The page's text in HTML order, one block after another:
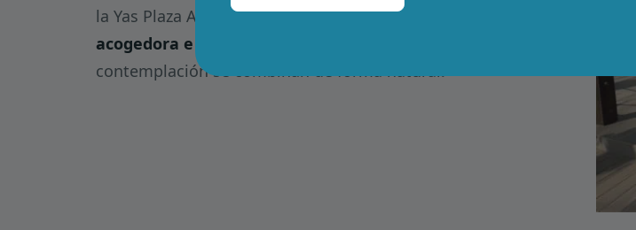
la Yas Plaza Area se transformó en unazona moderna,
acogedora e invitadora
contemplación se combinan de forma natural.